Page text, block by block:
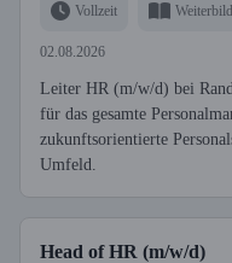
Vollzeit
02.08.2026
Leiter HR (m/w/d) bei
für das gesamte
zukunftsorientierte
Umfeld.
Head of HR (m/w/d)